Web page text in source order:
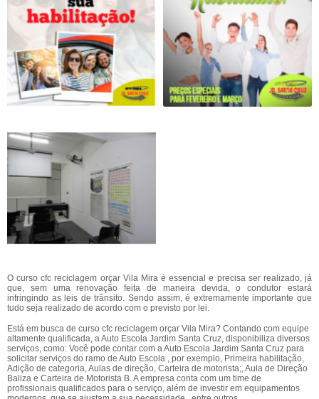
O curso cfc reciclagem orçar Vila Mira é essencial e precisa ser realizado, já
que, sem uma renovação feita de maneira devida, o condutor estará
infringindo as leis de trânsito. Sendo assim, é extremamente importante que
tudo seja realizado de acordo com o previsto por lei.
Está em busca de curso cfc reciclagem orçar Vila Mira? Contando com equipe
altamente qualificada, a Auto Escola Jardim Santa Cruz, disponibiliza diversos
serviços, como: Você pode contar com a Auto Escola Jardim Santa Cruz para
solicitar serviços do ramo de Auto Escola , por exemplo, Primeira habilitação,
Adição de categoria, Aulas de direção, Carteira de motorista;, Aula de Direção
Baliza e Carteira de Motorista B. A empresa conta com um time de
profissionais qualificados para o serviço, além de investir em equipamentos